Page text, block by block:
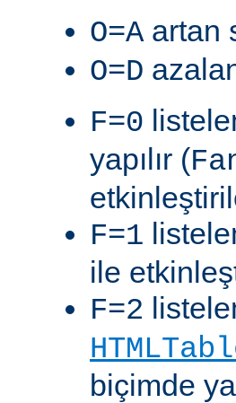
O=A artan
O=D
F=0
yapılır (
F=1
ile
F=2
biçimde